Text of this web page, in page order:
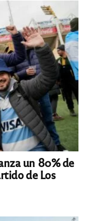
un 80% de
de Los